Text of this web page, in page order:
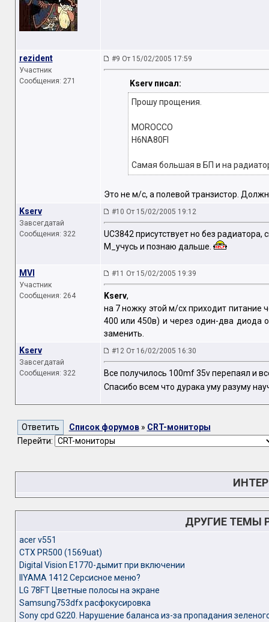
rezident
Участник
Сообщения: 271
#9 От 15/02/2005 17:59
Kserv писал:
Прошу прощения.
MOROCCO
H6NA80FI
Самая большая в БП и на
Это не м/с, а полевой транзистор.
Kserv
Завсегдатай
Сообщения: 322
#10 От 15/02/2005 19:12
UC3842 присутствует но без радиатора,
М_учусь и познаю дальше.
MVI
Участник
Сообщения: 264
#11 От 15/02/2005 19:39
Kserv,
на 7 ножку этой м/сх приходит питание
400 или 450в) и через один-два диода
заменить.
Kserv
Завсегдатай
Сообщения: 322
#12 От 16/02/2005 16:30
Все получилось 100mf 35v перепаял и
Спасибо всем что дурака уму разуму
Список форумов» CRT-мониторы
Перейти:
ДРУГИЕ ТЕМЫ
acer v551
CTX PR500 (1569uat)
Digital Vision E1770-дымит при включении
IIYAMA 1412 Серсисное меню?
LG 78FT Цветные полосы на экране
Samsung753dfx расфокусировка
Sony cpd G220. Нарушение баланса из-за пропадания